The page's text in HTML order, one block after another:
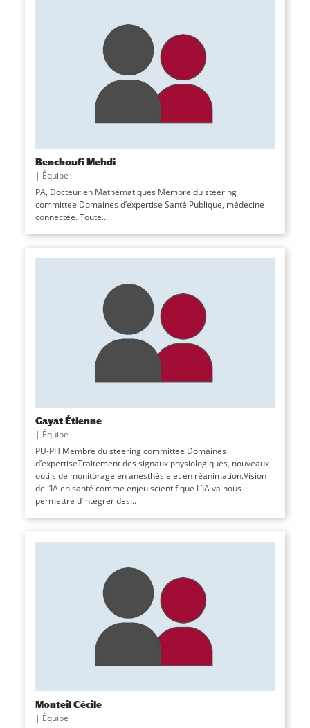
Benchoufi Mehdi
| Équipe
PA, Docteur en Mathématiques Membre du steering
committee Domaines d’expertise Santé Publique, médecine
connectée. Toute...
Gayat Étienne
| Équipe
PU-PH Membre du steering committee Domaines
d’expertiseTraitement des signaux physiologiques, nouveaux
outils de monitorage en anesthésie et en réanimation.Vision
de l’IA en santé comme enjeu scientifique L’IA va nous
permettre d’intégrer des...
Monteil Cécile
| Équipe